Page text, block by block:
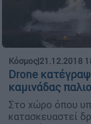
Κόσμος|21.12.2018
Drone
καμινάδας
Στο χώρο όπου
κατασκευαστεί